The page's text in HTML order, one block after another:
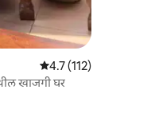
5 पैकी 4.7 सरासरी रेटिंग,
4.7 (112)
खाजगी घर